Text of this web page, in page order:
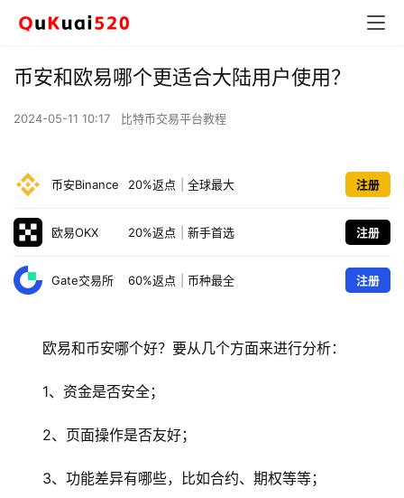
币安和欧易哪个更适合大陆用户使用？
2024-05-11 10:17 比特币交易平台教程
币安Binance 20%返点 全球最大 注册
欧易OKX 20%返点 新手首选 注册
Gate交易所 60%返点 币种最全 注册
欧易和币安哪个好？要从几个方面来进行分析：
1、资金是否安全；
2、页面操作是否友好；
3、功能差异有哪些，比如合约、期权等等；